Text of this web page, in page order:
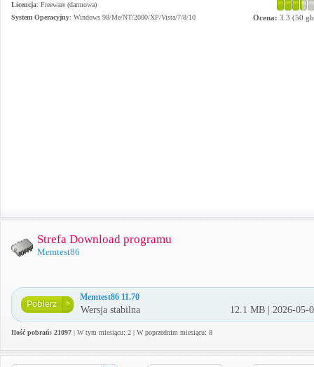
Licencja: Freeware (darmowa)
System Operacyjny: Windows 98/Me/NT/2000/XP/Vista/7/8/10 Ocena: 3.3 (50
Strefa Download programu
Memtest86
Memtest86 11.70
Wersja stabilna 12.1 MB | 2026-05-
Ilość pobrań: 21097 | W tym miesiącu: 2 | W poprzednim miesiącu: 8